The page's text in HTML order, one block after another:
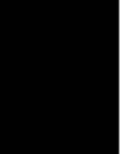
del cine: contribuyan
y compartan
conocen. Sus
que hará de
del celuloide.
insignificante. ¿Algún
ver reseñada?